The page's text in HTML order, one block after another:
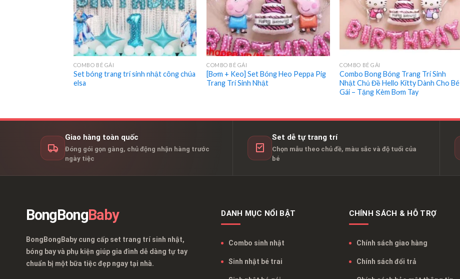
COMBO BÉ GÁI
Set bóng trang trí sinh nhật công chúa
elsa
COMBO BÉ GÁI
[Bơm + Keo] Set Bóng Heo Peppa Pig
Trang Trí Sinh Nhật
COMBO BÉ GÁI
Combo Bong Bóng Trang Trí Sinh
Nhật Chủ Đề Hello Kitty Dành Cho Bé
Gái – Tặng Kèm Bơm Tay
Giao hàng toàn quốc
Đóng gói gọn gàng, chủ động nhận hàng trước
ngày tiệc
Set dễ tự trang trí
Chọn mẫu theo chủ đề, màu sắc và độ tuổi của
bé
BongBongBaby
BongBongBaby cung cấp set trang trí sinh nhật,
bóng bay và phụ kiện giúp gia đình dễ dàng tự tay
chuẩn bị một bữa tiệc đẹp ngay tại nhà.
DANH MỤC NỔI BẬT
Combo sinh nhật
Sinh nhật bé trai
CHÍNH SÁCH & HỖ TRỢ
Chính sách giao hàng
Chính sách đổi trả